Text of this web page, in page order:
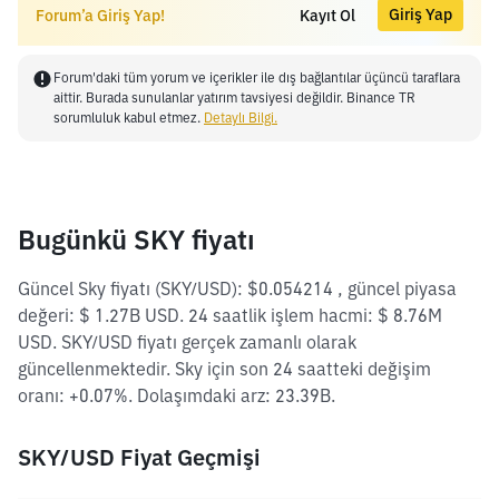
Forum’a Giriş Yap! Kayıt Ol Giriş Yap
Forum'daki tüm yorum ve içerikler ile dış bağlantılar üçüncü taraflara
aittir. Burada sunulanlar yatırım tavsiyesi değildir. Binance TR
sorumluluk kabul etmez. Detaylı Bilgi.
Bugünkü SKY fiyatı
Güncel Sky fiyatı (SKY/USD): $0.054214 , güncel piyasa
değeri: $ 1.27B USD. 24 saatlik işlem hacmi: $ 8.76M
USD. SKY/USD fiyatı gerçek zamanlı olarak
güncellenmektedir. Sky için son 24 saatteki değişim
oranı: +0.07%. Dolaşımdaki arz: 23.39B.
SKY/USD Fiyat Geçmişi